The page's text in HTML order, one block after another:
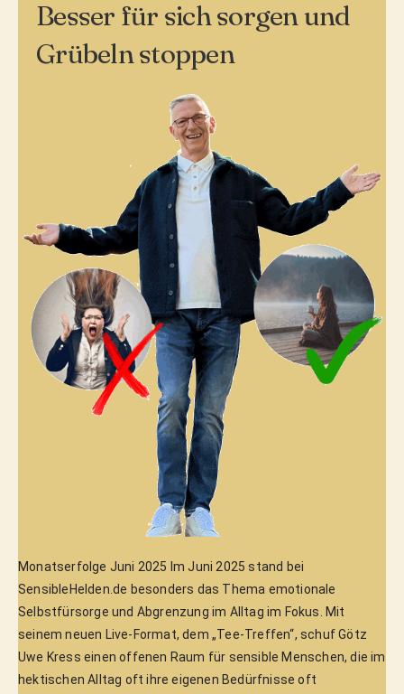
Besser für sich sorgen und
Grübeln stoppen
Monatserfolge Juni 2025 Im Juni 2025 stand bei
SensibleHelden.de besonders das Thema emotionale
Selbstfürsorge und Abgrenzung im Alltag im Fokus. Mit
seinem neuen Live-Format, dem „Tee-Treffen“, schuf Götz
Uwe Kress einen offenen Raum für sensible Menschen, die im
hektischen Alltag oft ihre eigenen Bedürfnisse oft